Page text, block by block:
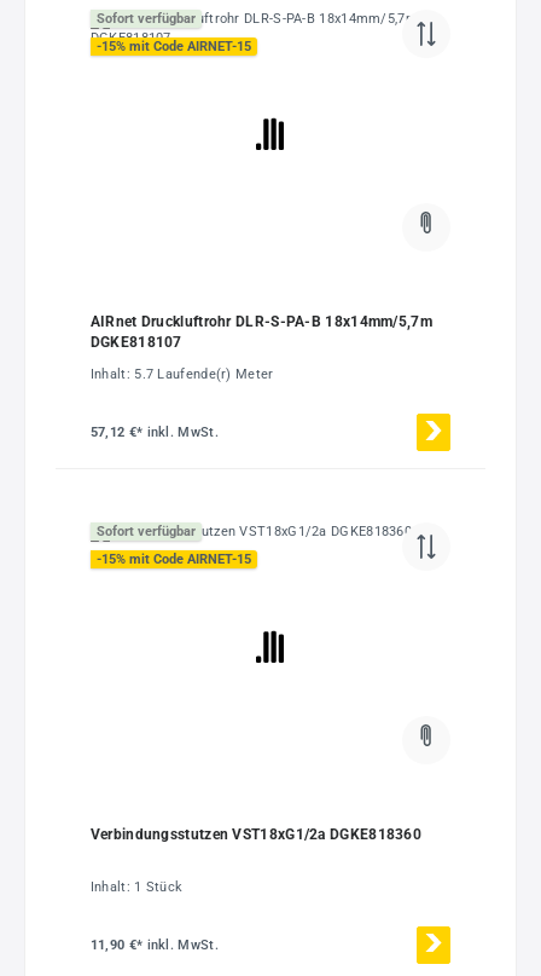
Sofort verfügbar
-15% mit Code AIRNET-15
AIRnet Druckluftrohr DLR-S-PA-B 18x14mm/5,7m
DGKE818107
Inhalt: 5.7 Laufende(r) Meter
57,12 €* inkl. MwSt.
Sofort verfügbar
-15% mit Code AIRNET-15
Verbindungsstutzen VST18xG1/2a DGKE818360
Inhalt: 1 Stück
11,90 €* inkl. MwSt.